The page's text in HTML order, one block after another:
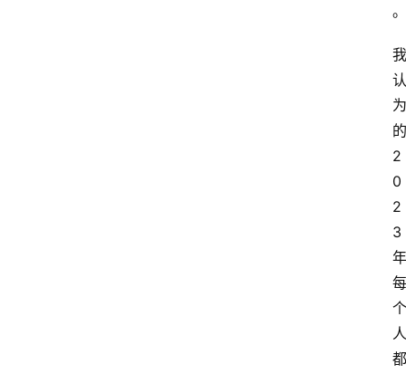
。
我
认
为
的
2
0
2
3
年
每
个
人
都